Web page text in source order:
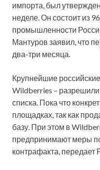
импорта, был
неделе. Он состоит из
промышленности
Мантуров заявил, что
два-три месяца.
Крупнейшие
Wildberries – разрешили
списка. Пока что
площадках, так как
базу. При этом в
предпринимают меры
контрафакта,